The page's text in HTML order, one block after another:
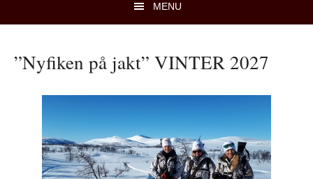
MENU
”Nyfiken på jakt” VINTER 2027